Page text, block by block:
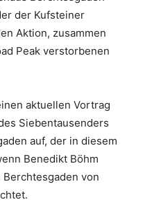
der Kufsteiner
Aktion, zusammen
Peak verstorbenen
aktuellen Vortrag
Siebentausenders
auf, der in diesem
Benedikt Böhm
von